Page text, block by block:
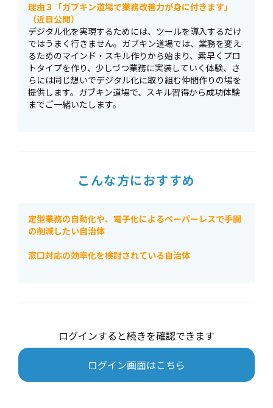
理由３「ガブキン道場で業務改善力が身に付きます」
（近日公開）
デジタル化を実現するためには、ツールを導入するだけ
ではうまく行きません。ガブキン道場では、業務を変え
るためのマインド・スキル作りから始まり、素早くプロ
トタイプを作り、少しづつ業務に実装していく体験、さ
らには同じ想いでデジタル化に取り組む仲間作りの場を
提供します。ガブキン道場で、スキル習得から成功体験
までご一緒いたします。
こんな方におすすめ
定型業務の自動化や、電子化によるペーパーレスで手間
の削減したい自治体
窓口対応の効率化を検討されている自治体
ログインすると続きを確認できます
ログイン画面はこちら